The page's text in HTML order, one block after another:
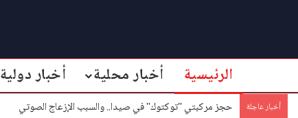
الرئيسية أخبار محلية أخبار دولية
أخبار عاجلة حجز مركبتي "توكتوك" في صيدا.. والسبب الإزعاج الصوتي